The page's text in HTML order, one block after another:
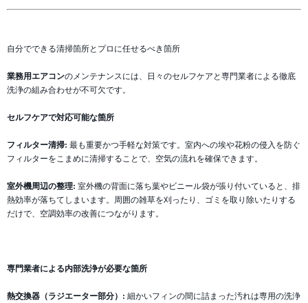
自分でできる清掃箇所とプロに任せるべき箇所
業務用エアコンのメンテナンスには、日々のセルフケアと専門業者による徹底
洗浄の組み合わせが不可欠です。
セルフケアで対応可能な箇所
フィルター清掃: 最も重要かつ手軽な対策です。室内への埃や花粉の侵入を防ぐ
フィルターをこまめに清掃することで、空気の流れを確保できます。
室外機周辺の整理: 室外機の背面に落ち葉やビニール袋が張り付いていると、排
熱効率が落ちてしまいます。周囲の雑草を刈ったり、ゴミを取り除いたりする
だけで、空調効率の改善につながります。
専門業者による内部洗浄が必要な箇所
熱交換器（ラジエーター部分）: 細かいフィンの間に詰まった汚れは専用の洗浄